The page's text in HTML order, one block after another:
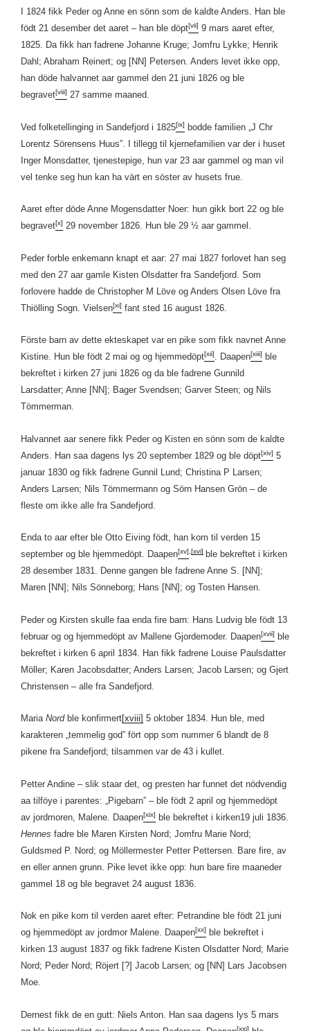
I 1824 fikk Peder og Anne en sönn som de kaldte Anders. Han ble
födt 21 desember det aaret – han ble döpt[vii] 9 mars aaret efter,
1825. Da fikk han fadrene Johanne Kruge; Jomfru Lykke; Henrik
Dahl; Abraham Reinert; og [NN] Petersen. Anders levet ikke opp,
han döde halvannet aar gammel den 21 juni 1826 og ble
begravet[viii] 27 samme maaned.
Ved folketellinging in Sandefjord i 1825[ix] bodde familien „J Chr
Lorentz Sörensens Huus”. I tillegg til kjernefamilien var der i huset
Inger Monsdatter, tjenestepige, hun var 23 aar gammel og man vil
vel tenke seg hun kan ha värt en söster av husets frue.
Aaret efter döde Anne Mogensdatter Noer: hun gikk bort 22 og ble
begravet[x] 29 november 1826. Hun ble 29 ½ aar gammel.
Peder forble enkemann knapt et aar: 27 mai 1827 forlovet han seg
med den 27 aar gamle Kisten Olsdatter fra Sandefjord. Som
forlovere hadde de Christopher M Löve og Anders Olsen Löve fra
Thiölling Sogn. Vielsen[xi] fant sted 16 august 1826.
Förste barn av dette ekteskapet var en pike som fikk navnet Anne
Kistine. Hun ble födt 2 mai og og hjemmedöpt[xii]. Daapen[xiii]
ble
bekreftet i kirken 27 juni 1826 og da ble fadrene Gunnild
Larsdatter; Anne [NN]; Bager Svendsen; Garver Steen; og Nils
Tömmerman.
Halvannet aar senere fikk Peder og Kisten en sönn som de kaldte
Anders. Han saa dagens lys 20 september 1829 og ble döpt[xiv] 5
januar 1830 og fikk fadrene Gunnil Lund; Christina P Larsen;
Anders Larsen; Nils Tömmermann og Sörn Hansen Grön – de
fleste om ikke alle fra Sandefjord.
Enda to aar efter ble Otto Eiving födt, han kom til verden 15
september og ble hjemmedöpt. Daapen[xv] [xvi] ble bekreftet i kirken
28 desember 1831. Denne gangen ble fadrene Anne S. [NN];
Maren [NN]; Nils Sönneborg; Hans [NN]; og Tosten Hansen.
Peder og Kirsten skulle faa enda fire barn: Hans Ludvig ble födt 13
februar og og hjemmedöpt av Mallene Gjordemoder. Daapen[xvii] ble
bekreftet i kirken 6 april 1834. Han fikk fadrene Louise Paulsdatter
Möller; Karen Jacobsdatter; Anders Larsen; Jacob Larsen; og Gjert
Christensen – alle fra Sandefjord.
Maria Nordble konfirmert[xviii] 5 oktober 1834. Hun ble, med
karakteren „temmelig god” fört opp som nummer 6 blandt de 8
pikene fra Sandefjord; tilsammen var de 43 i kullet.
Petter Andine – slik staar det, og presten har funnet det nödvendig
aa tilföye i parentes: „Pigebarn” – ble födt 2 april og hjemmedöpt
av jordmoren, Malene. Daapen[xix] ble bekreftet i kirken19 juli 1836.
Hennes fadre ble Maren Kirsten Nord; Jomfru Marie Nord;
Guldsmed P. Nord; og Möllermester Petter Pettersen. Bare fire, av
en eller annen grunn. Pike levet ikke opp: hun bare fire maaneder
gammel 18 og ble begravet 24 august 1836.
Nok en pike kom til verden aaret efter: Petrandine ble födt 21 juni
og hjemmedöpt av jordmor Malene. Daapen[xx]
ble bekreftet i
kirken 13 august 1837 og fikk fadrene Kisten Olsdatter Nord; Marie
Nord; Peder Nord; Röjert [?] Jacob Larsen; og [NN] Lars Jacobsen
Moe.
Dernest fikk de en gutt: Niels Anton. Han saa dagens lys 5 mars
[xxi]